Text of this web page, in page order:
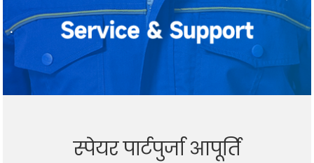
.
स्पेयर पार्टपुर्जा आपूर्ति